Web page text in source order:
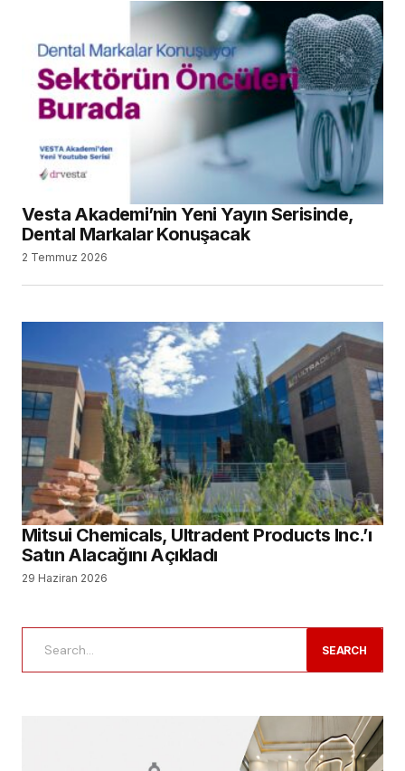
Vesta Akademi’nin Yeni Yayın Serisinde,
Dental Markalar Konuşacak
2 Temmuz 2026
Mitsui Chemicals, Ultradent Products Inc.’ı
Satın Alacağını Açıkladı
29 Haziran 2026
SEARCH